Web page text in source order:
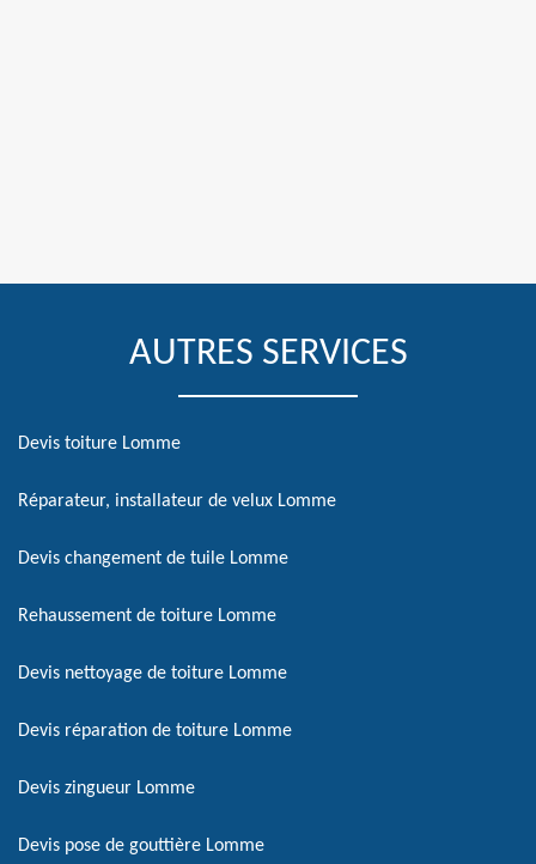
AUTRES SERVICES
Devis toiture Lomme
Réparateur, installateur de velux Lomme
Devis changement de tuile Lomme
Rehaussement de toiture Lomme
Devis nettoyage de toiture Lomme
Devis réparation de toiture Lomme
Devis zingueur Lomme
Devis pose de gouttière Lomme